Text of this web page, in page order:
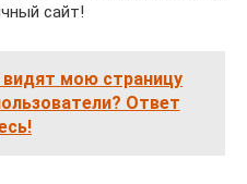
сайт!
видят мою страницу
Ответ